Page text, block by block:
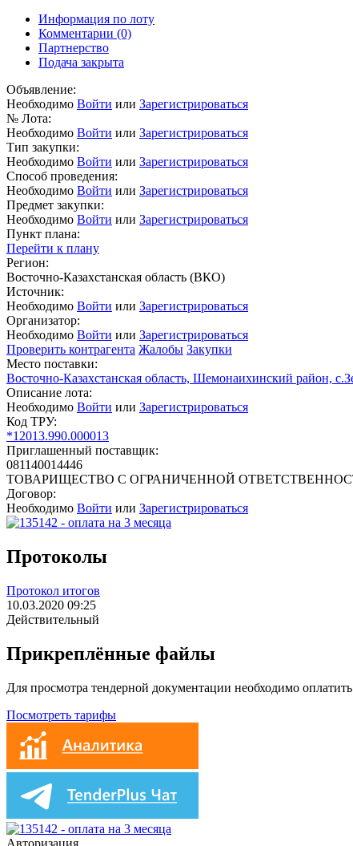
Информация по лоту
Комментарии (0)
Партнерство
Подача закрыта
Объявление:
Необходимо Войти или Зарегистрироваться
№ Лота:
Необходимо Войти или Зарегистрироваться
Тип закупки:
Необходимо Войти или Зарегистрироваться
Способ проведения:
Необходимо Войти или Зарегистрироваться
Предмет закупки:
Необходимо Войти или Зарегистрироваться
Пункт плана:
Перейти к плану
Регион:
Восточно-Казахстанская область (ВКО)
Источник:
Необходимо Войти или Зарегистрироваться
Организатор:
Необходимо Войти или Зарегистрироваться
Проверить контрагента Жалобы Закупки
Место поставки:
Восточно-Казахстанская область, Шемонаихинский район,
Описание лота:
Необходимо Войти или Зарегистрироваться
Код ТРУ:
*12013.990.000013
Приглашенный поставщик:
081140014446
ТОВАРИЩЕСТВО С ОГРАНИЧЕННОЙ
Договор:
Необходимо Войти или Зарегистрироваться
Протоколы
Протокол итогов
10.03.2020 09:25
Действительный
Прикреплённые файлы
Для просмотра тендерной документации необходимо
Посмотреть тарифы
Авторизация